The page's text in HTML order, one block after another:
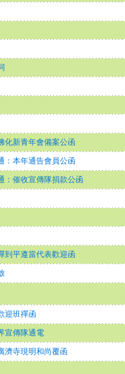
化新青年會備案公函
：本年通告會員公函
：催收宣傳隊捐款公函
到平遵當代表歡迎函
迎班禪函
宣傳隊通電
濟寺現明和尚覆函